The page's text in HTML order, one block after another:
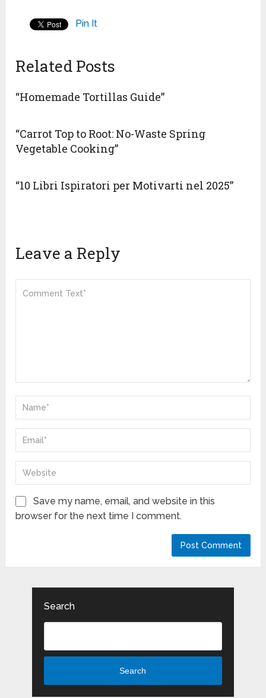
Pin It
Related Posts
“Homemade Tortillas Guide”
“Carrot Top to Root: No-Waste Spring
Vegetable Cooking”
“10 Libri Ispiratori per Motivarti nel 2025”
Leave a Reply
Save my name, email, and website in this
browser for the next time I comment.
Search
Search